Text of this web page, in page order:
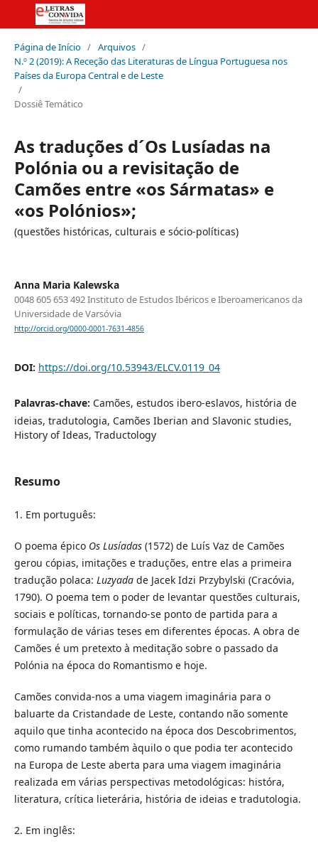
Página de Início / Arquivos /
N.º 2 (2019): A Receção das Literaturas de Língua Portuguesa nos
Países da Europa Central e de Leste
/
Dossiê Temático
As traduções d´Os Lusíadas na
Polónia ou a revisitação de
Camões entre «os Sármatas» e
«os Polónios»;
(questões históricas, culturais e sócio-políticas)
Anna Maria Kalewska
0048 605 653 492 Instituto de Estudos Ibéricos e Iberoamericanos da
Universidade de Varsóvia
http://orcid.org/0000-0001-7631-4856
DOI: https://doi.org/10.53943/ELCV.0119_04
Palavras-chave: Camões, estudos ibero-eslavos, história de
ideias, tradutologia, Camões Iberian and Slavonic studies,
History of Ideas, Traductology
Resumo
1. Em português:
O poema épico Os Lusíadas(1572) de Luís Vaz de Camões
gerou cópias, imitações e traduções, entre elas a primeira
tradução polaca: Luzyada de Jacek Idzi Przybylski (Cracóvia,
1790). O poema tem o poder de levantar questões culturais,
sociais e políticas, tornando-se ponto de partida para a
formulação de várias teses em diferentes épocas. A obra de
Camões é um pretexto à meditação sobre o passado da
Polónia na época do Romantismo e hoje.
Camões convida-nos a uma viagem imaginária para o
baluarte da Cristandade de Leste, contando não somente
aquilo que tinha acontecido na época dos Descobrimentos,
como rumando também àquilo o que podia ter acontecido
na Europa de Leste aberta para uma viagem imaginária
realizada em várias perspectivas metodológicas: históra,
literatura, crítica lieterária, história de ideias e tradutologia.
2. Em inglês: